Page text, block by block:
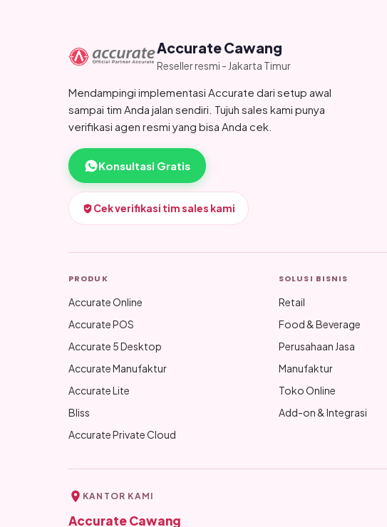
Accurate Cawang
Reseller resmi - Jakarta Timur
Mendampingi implementasi Accurate dari setup awal
sampai tim Anda jalan sendiri. Tujuh sales kami punya
verifikasi agen resmi yang bisa Anda cek.
Konsultasi Gratis
Cek verifikasi tim sales kami
PRODUK
Accurate Online
Accurate POS
Accurate 5 Desktop
Accurate Manufaktur
Accurate Lite
Bliss
Accurate Private Cloud
SOLUSI BISNIS
Retail
Food & Beverage
Perusahaan Jasa
Manufaktur
Toko Online
Add-on & Integrasi
KANTOR KAMI
Accurate Cawang